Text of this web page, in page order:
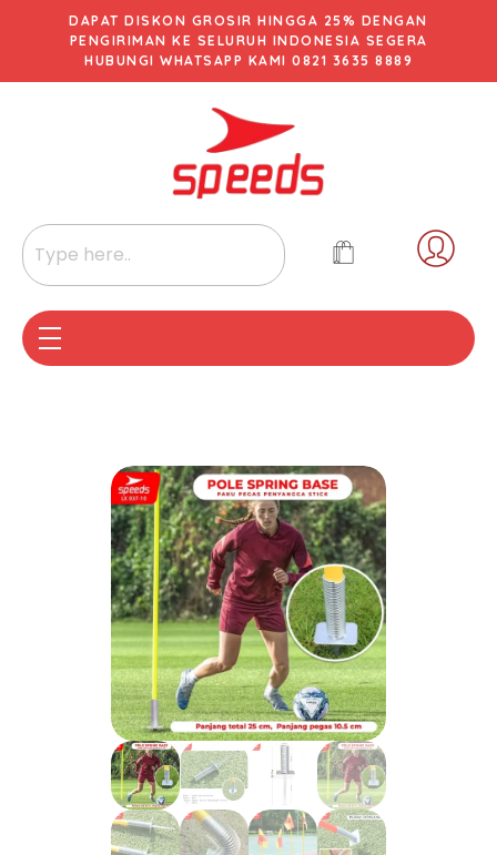
DAPAT DISKON GROSIR HINGGA 25% DENGAN
PENGIRIMAN KE SELURUH INDONESIA SEGERA
HUBUNGI WHATSAPP KAMI 0821 3635 8889